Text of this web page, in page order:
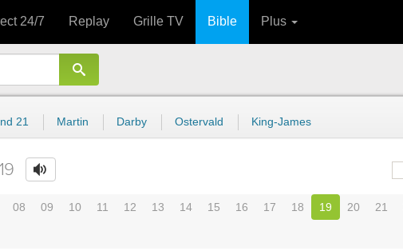
24/7 Replay Grille TV Bible Plus
21 Martin Darby Ostervald King-James
08 09 10 11 12 13 14 15 16 17 18 19 20 21